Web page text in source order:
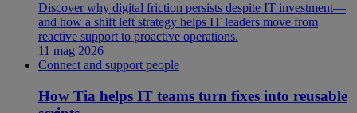
Discover why digital friction persists despite IT investment—
and how a shift left strategy helps IT leaders move from
reactive support to proactive operations.
11 mag 2026
Connect and support people
How Tia helps IT teams turn fixes into reusable